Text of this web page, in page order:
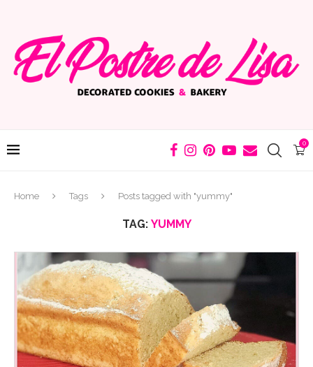
0
Home Tags Posts tagged with "yummy"
TAG: YUMMY